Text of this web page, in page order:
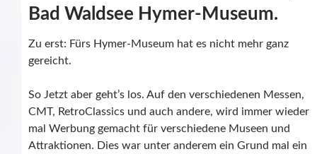
Bad Waldsee Hymer-Museum.
Zu erst: Fürs Hymer-Museum hat es nicht mehr ganz
gereicht.
So Jetzt aber geht’s los. Auf den verschiedenen Messen,
CMT, RetroClassics und auch andere, wird immer wieder
mal Werbung gemacht für verschiedene Museen und
Attraktionen. Dies war unter anderem ein Grund mal ein